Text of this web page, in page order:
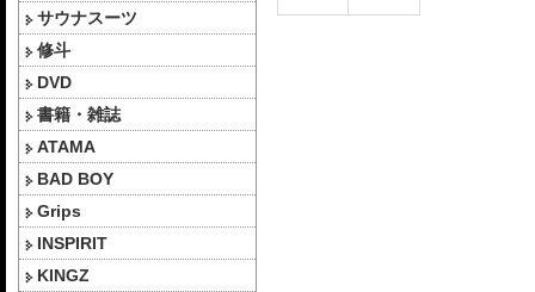
サウナスーツ
修斗
DVD
書籍・雑誌
ATAMA
BAD BOY
Grips
INSPIRIT
KINGZ